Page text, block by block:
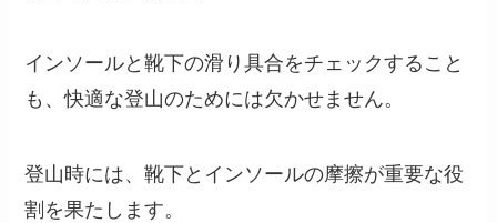
インソールと靴下の滑り具合をチェックすること
も、快適な登山のためには欠かせません。
登山時には、靴下とインソールの摩擦が重要な役
割を果たします。